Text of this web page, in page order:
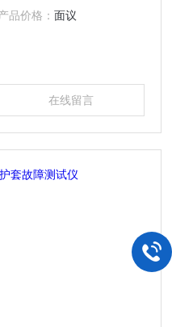
品价格： 面议
在线留言